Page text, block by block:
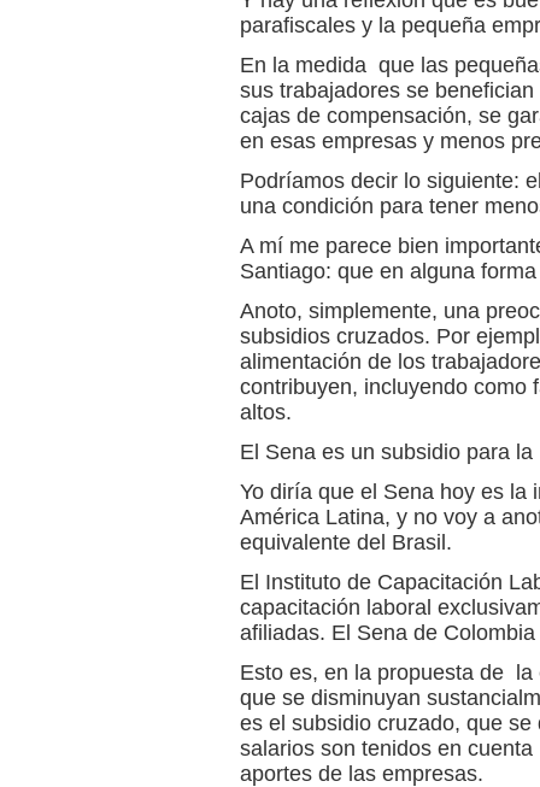
parafiscales y la pequeña
En la medida que las
sus trabajadores se
cajas de compensación, se
en esas empresas y menos
Podríamos decir lo siguiente:
una condición para tener
A mí me parece bien
Santiago: que en alguna
Anoto, simplemente, una
subsidios cruzados. Por
alimentación de los
contribuyen, incluyendo como
altos.
El Sena es un subsidio para
Yo diría que el Sena hoy es la
América Latina, y no voy a
equivalente del Brasil.
El Instituto de Capacitación
capacitación laboral
afiliadas. El Sena de
Esto es, en la propuesta de
que se disminuyan
es el subsidio cruzado, que
salarios son tenidos en
aportes de las empresas.